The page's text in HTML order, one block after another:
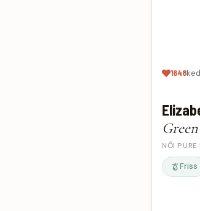
1648
NŐI PURE
Friss